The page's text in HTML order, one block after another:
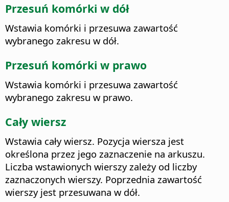
Przesuń komórki w dół
Wstawia komórki i przesuwa zawartość
wybranego zakresu w dół.
Przesuń komórki w prawo
Wstawia komórki i przesuwa zawartość
wybranego zakresu w prawo.
Cały wiersz
Wstawia cały wiersz. Pozycja wiersza jest
określona przez jego zaznaczenie na arkuszu.
Liczba wstawionych wierszy zależy od liczby
zaznaczonych wierszy. Poprzednia zawartość
wierszy jest przesuwana w dół.